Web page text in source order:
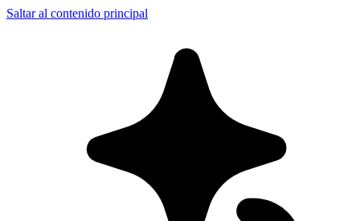
Saltar al contenido principal